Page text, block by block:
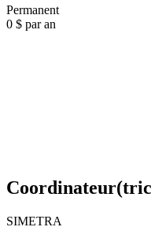
Permanent
0 $ par an
SIMETRA